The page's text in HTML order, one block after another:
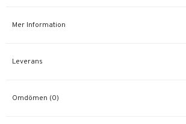
Mer Information
Leverans
Omdömen (0)